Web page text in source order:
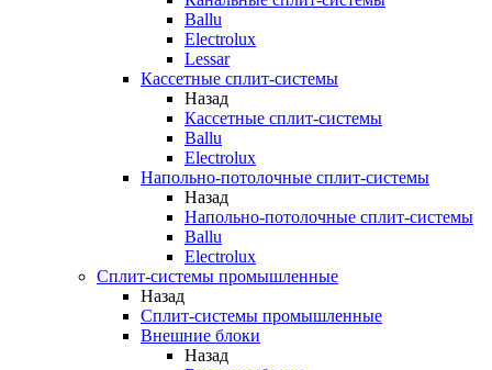
Ballu
Electrolux
Lessar
Кассетные сплит-системы
Назад
Кассетные сплит-системы
Ballu
Electrolux
Напольно-потолочные сплит-системы
Назад
Напольно-потолочные сплит-системы
Ballu
Electrolux
Сплит-системы промышленные
Назад
Сплит-системы промышленные
Внешние блоки
Назад